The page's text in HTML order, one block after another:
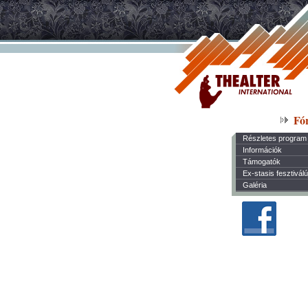
Részletes program
Információk
Támogatók
Ex-stasis
Galéria